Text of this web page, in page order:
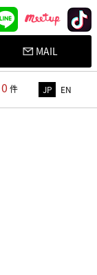
MAIL
0 件 JP EN